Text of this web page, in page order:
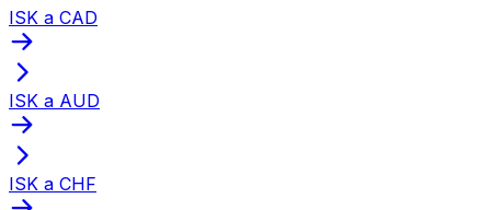
ISK a CAD
ISK a AUD
ISK a CHF